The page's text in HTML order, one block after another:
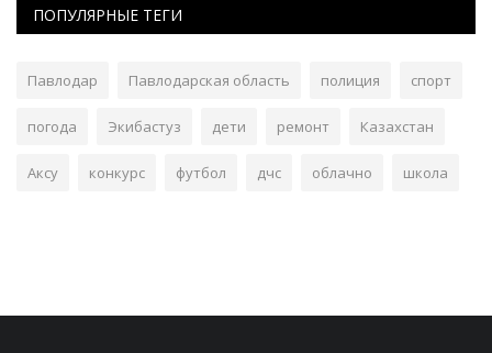
ПОПУЛЯРНЫЕ ТЕГИ
Павлодар Павлодарская область полиция спорт
погода Экибастуз дети ремонт Казахстан
Аксу конкурс футбол дчс облачно школа